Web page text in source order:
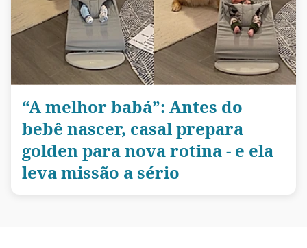
“A melhor babá”: Antes do
bebê nascer, casal prepara
golden para nova rotina - e ela
leva missão a sério